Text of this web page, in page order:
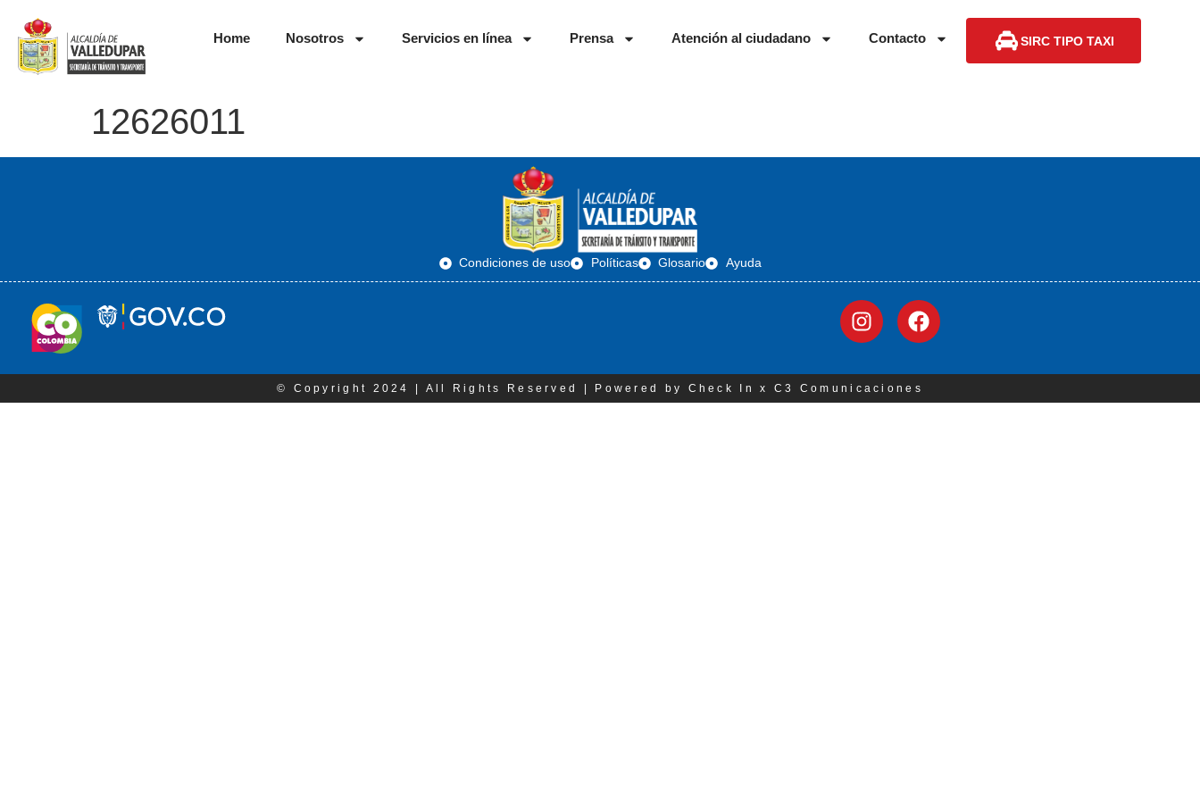
Home Nosotros Servicios en línea Prensa Atención al ciudadano Contacto SIRC TIPO TAXI
12626011
Condiciones de uso Políticas Glosario Ayuda
© Copyright 2024 | All Rights Reserved | Powered by Check In x C3 Comunicaciones